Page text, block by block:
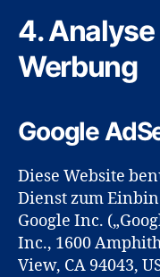
4.
Werbung
Google
Diese Website
Dienst zum
Google Inc.
Inc., 1600
View, CA 94043,